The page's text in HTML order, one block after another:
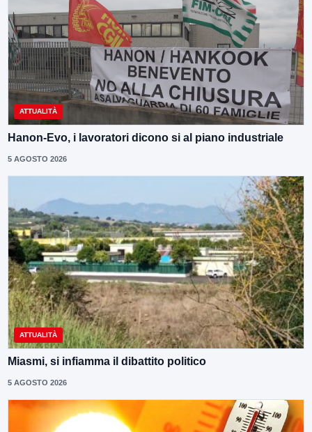
ATTUALITÀ
Hanon-Evo, i lavoratori dicono si al piano industriale
5 AGOSTO 2026
ATTUALITÀ
Miasmi, si infiamma il dibattito politico
5 AGOSTO 2026